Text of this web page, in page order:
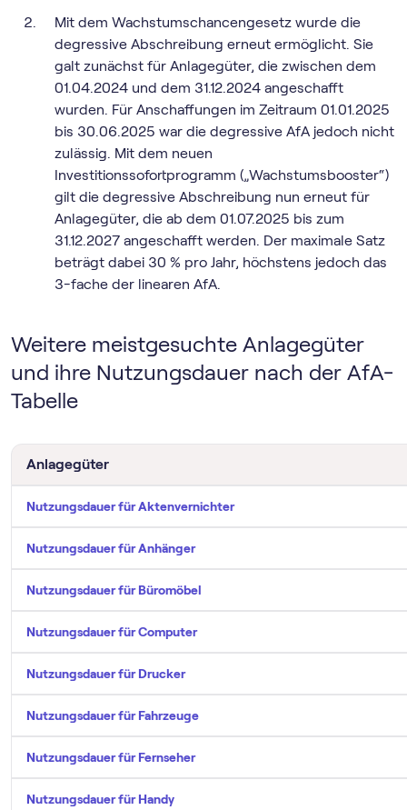
Mit dem Wachstumschancengesetz wurde die
degressive Abschreibung erneut ermöglicht. Sie
galt zunächst für Anlagegüter, die zwischen dem
01.04.2024 und dem 31.12.2024 angeschafft
wurden. Für Anschaffungen im Zeitraum 01.01.2025
bis 30.06.2025 war die degressive AfA jedoch nicht
zulässig. Mit dem neuen
Investitionssofortprogramm („Wachstumsbooster“)
gilt die degressive Abschreibung nun erneut für
Anlagegüter, die ab dem 01.07.2025 bis zum
31.12.2027 angeschafft werden. Der maximale Satz
beträgt dabei 30 % pro Jahr, höchstens jedoch das
3-fache der linearen AfA.
Weitere meistgesuchte Anlagegüter
und ihre Nutzungsdauer nach der AfA-
Tabelle
Anlagegüter
Nutzungsdauer für Aktenvernichter
Nutzungsdauer für Anhänger
Nutzungsdauer für Büromöbel
Nutzungsdauer für Computer
Nutzungsdauer für Drucker
Nutzungsdauer für Fahrzeuge
Nutzungsdauer für Fernseher
Nutzungsdauer für Handy